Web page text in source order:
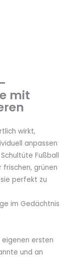
mit
wirkt,
anpassen
Fußball
grünen
perfekt zu
im Gedächtnis
ersten
und an